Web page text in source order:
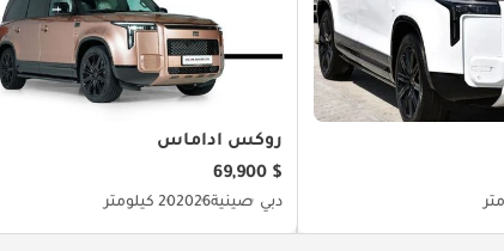
روكس أداماس
$ 69,900
دبي صينية202620 كيلومتر